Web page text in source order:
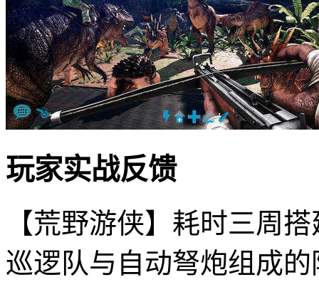
玩家实战反馈
【荒野游侠】耗时三周
巡逻队与自动弩炮组成